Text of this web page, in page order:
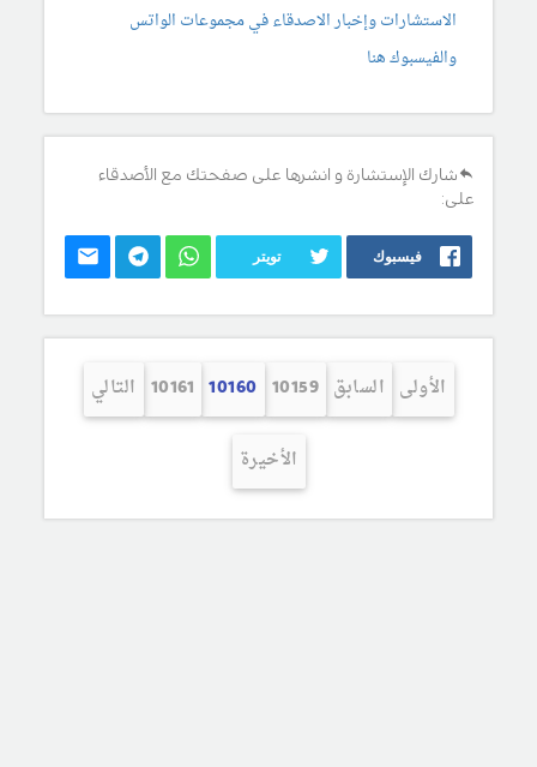
الاستشارات وإخبار الاصدقاء في مجموعات الواتس
والفيسبوك هنا
شارك الإستشارة و انشرها على صفحتك مع الأصدقاء
على:
فيسبوك تويتر
الأولى السابق 10159
10160
10161 التالي
الأخيرة